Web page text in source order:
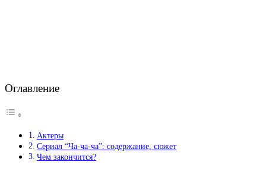
Оглавление
Актеры
Сериал “Ча-ча-ча”: содержание, сюжет
Чем закончится?